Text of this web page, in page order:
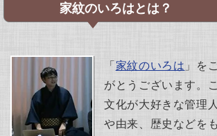
家紋のいろはとは？
「家紋のいろは 」を
がとうございます。
文化が大好きな管理
や由来、歴史などを